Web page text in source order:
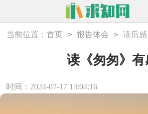
当前位置：首页 > 报告体会 > 读后感
读《匆匆》有
时间：2024-07-17 13:04:16